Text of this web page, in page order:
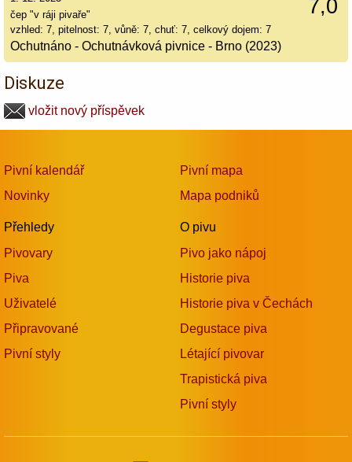
7,0
čep "v ráji pivaře"
vzhled: 7, pitelnost: 7, vůně: 7, chuť: 7, celkový dojem: 7
Ochutnáno - Ochutnávková pivnice - Brno (2023)
Diskuze
vložit nový příspěvek
Pivní kalendář
Novinky
Přehledy
Pivovary
Piva
Uživatelé
Připravované
Pivní styly
Pivní mapa
Mapa podniků
O pivu
Pivo jako nápoj
Historie piva
Historie piva v Čechách
Degustace piva
Létající pivovar
Trapistická piva
Pivní styly